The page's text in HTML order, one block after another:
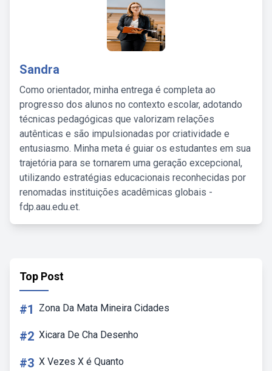
Sandra
Como orientador, minha entrega é completa ao
progresso dos alunos no contexto escolar, adotando
técnicas pedagógicas que valorizam relações
autênticas e são impulsionadas por criatividade e
entusiasmo. Minha meta é guiar os estudantes em sua
trajetória para se tornarem uma geração excepcional,
utilizando estratégias educacionais reconhecidas por
renomadas instituições acadêmicas globais -
fdp.aau.edu.et.
Top Post
#1 Zona Da Mata Mineira Cidades
#2 Xicara De Cha Desenho
#3 X Vezes X é Quanto